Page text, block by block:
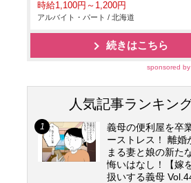
時給1,100円～1,200円
アルバイト・パート / 北海道
続きはこちら
sponsored by
人気記事ランキン
義母の便利屋を卒
ーストレス！ 離婚
まる妻と娘の新た
悔いはなし！【嫁
扱いする義母